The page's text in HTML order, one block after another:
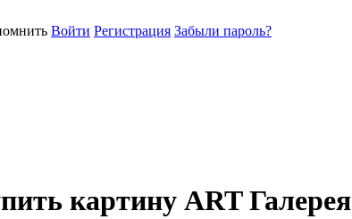
Войти Регистрация Забыли пароль?
картину ART Галерея